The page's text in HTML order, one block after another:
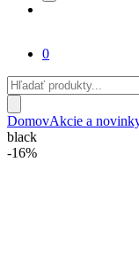
0
Products
search
DomovAkcie a
black
-16%